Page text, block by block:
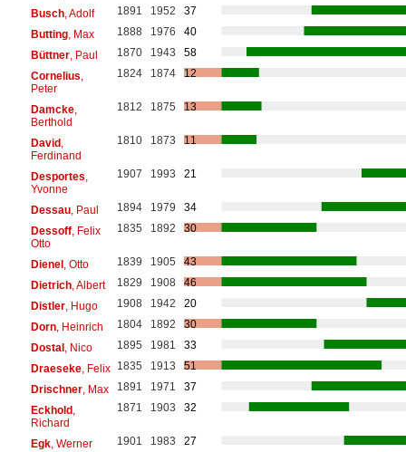
Busch, Adolf 1891 1952
37
Butting, Max 1888 1976
40
Büttner, Paul 1870 1943
58
Cornelius
Peter
1824 1874 12
Damcke,
Berthold
1812 1875 13
David,
Ferdinand
1810 1873 11
Desportes
Yvonne
1907 1993 21
Dessau, Paul 1894 1979
34
Dessoff, Felix
Otto
1835 1892 30
Dienel, Otto 1839 1905
43
Dietrich, Albert 1829 1908
46
Distler, Hugo 1908 1942
20
Dorn, Heinrich 1804 1892
30
Dostal, Nico 1895 1981
33
Draeseke, Felix 1835 1913
51
Drischner, Max 1891 1971
37
Eckhold,
Richard
1871 1903 32
Egk, Werner 1901 1983
27